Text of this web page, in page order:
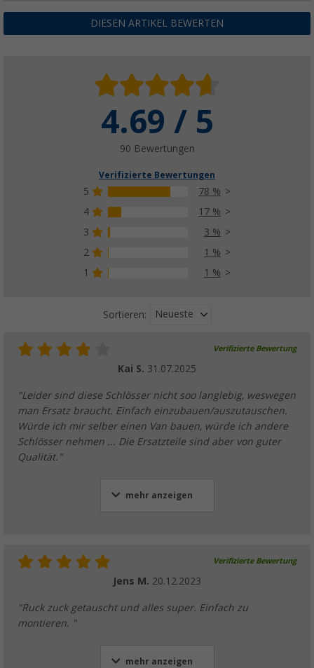
DIESEN ARTIKEL BEWERTEN
4.69 / 5
90 Bewertungen
Verifizierte Bewertungen
5
78 %
4
17 %
3
3 %
2
1 %
1
1 %
Sortieren: Neueste
Verifizierte Bewertung
Kai S. 31.07.2025
"Leider sind diese Schlösser nicht soo langlebig, weswegen
man Ersatz braucht. Einfach einzubauen/auszutauschen.
Würde ich mir selber einen Van bauen, würde ich andere
Schlösser nehmen ... Die Ersatzteile sind aber von guter
Qualität."
mehr anzeigen
Verifizierte Bewertung
Jens M. 20.12.2023
"Ruck zuck getauscht und alles super. Einfach zu
montieren. "
mehr anzeigen